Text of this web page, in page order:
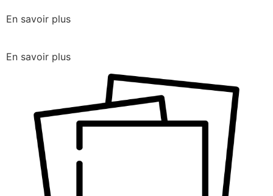
En savoir plus
En savoir plus